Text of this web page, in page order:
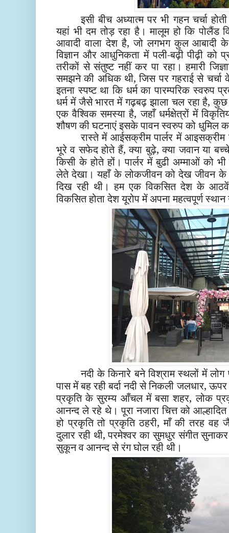
इसी बीच अध्यात्म पर भी गहन चर्चा
यहां भी दम तोड़ रहा है। मालूम हो कि पोलैंड
आवादी वाला देश है, जो लगभग कुल आबादी
विज्ञान और आधुनिकता में पली-बढ़ी पीढ़ी को
तरीकों से संतुष्ट नहीं कर पा रहा। हमारी
समझने की अधिक थी, जिस पर गहराई से चर्चा
इतना स्पष्ट था कि धर्म का पारम्परिक स्वरुप
धर्म में जैसे भारत में गढ़बढ़ झाला चल रहा है, कुछ
एक वैश्विक समस्या है, जहाँ धर्मक्षेत्रों में
शौषण की घटनाएं इसके पावन स्वरुप को धुमिल
रास्ते में आईसक्रीम पार्लर में
भूरे व सफेद होते हैं, क्या बुढ़े, क्या जवान या
किसी के होते हों। पार्लर में बुढी अम्माओं को
लेते देखा। यहाँ के लोकजीवन को देख जीवन
दिख रही थी। हम एक विकसित देश के
विकसित होता देश यूरोप में अपना महत्वपूर्ण
नदी के किनारे बने विश्राम स्थलों में
पास में बह रही बर्दा नदी से निकली जलधार,
प्रकृति के सुरम्य आँचल में बसा शहर, लोक
आनन्द ले रहे थे। पूरा नजारा चित्त को
हो प्रकृति तो प्रकृति ठहरी, माँ की तरह
दुलार रही थी, परमेश्वर का सुमधुर संगीत
सुकून व आनन्द से रंग घोल रही थी।